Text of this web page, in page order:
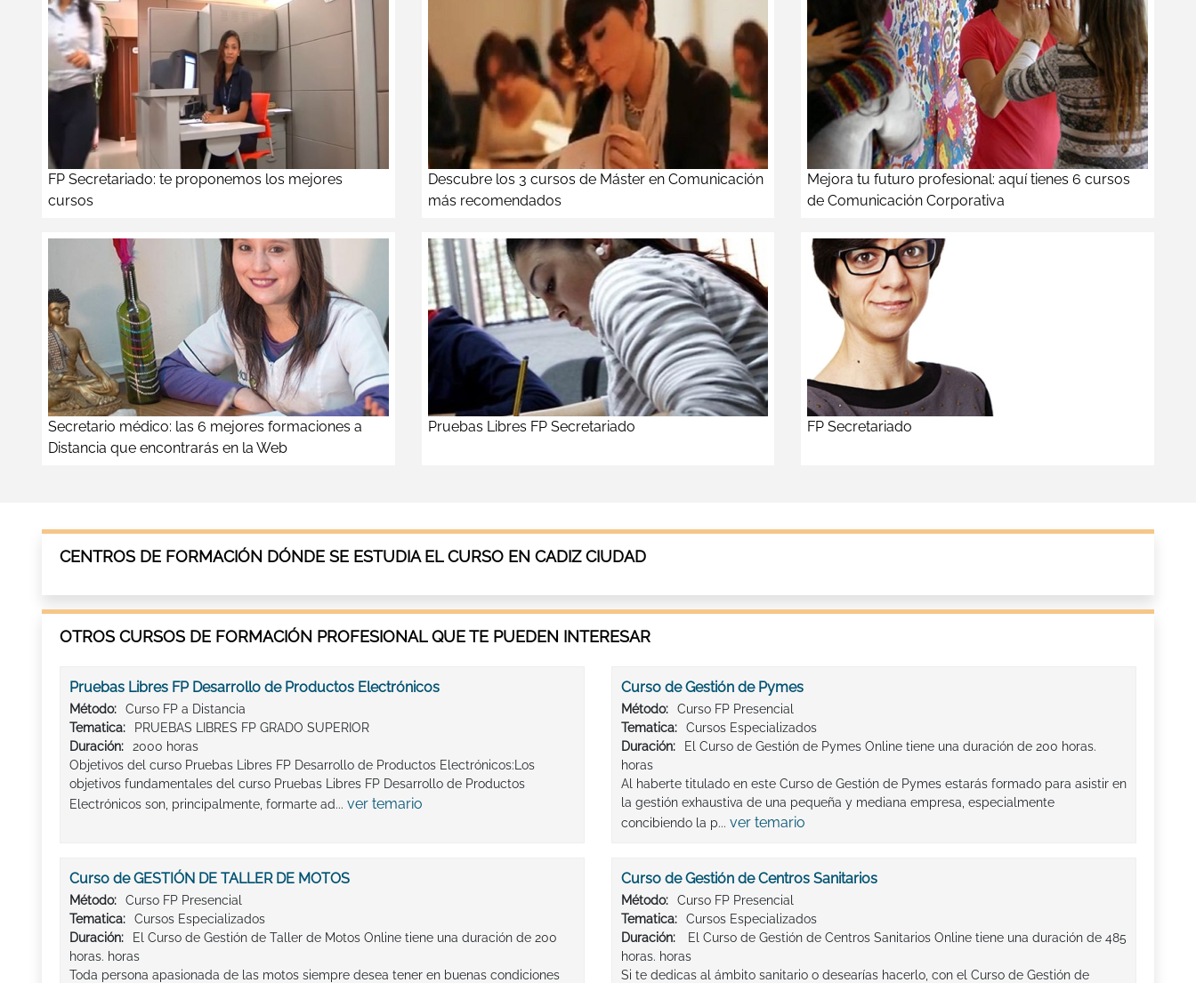
FP Secretariado: te proponemos los mejores
cursos
Descubre los 3 cursos de Máster en Comunicación
más recomendados
Mejora tu futuro profesional: aquí tienes 6 cursos
de Comunicación Corporativa
Secretario médico: las 6 mejores formaciones a
Distancia que encontrarás en la Web
Pruebas Libres FP Secretariado FP Secretariado
CENTROS DE FORMACIÓN DÓNDE SE ESTUDIA EL CURSO EN CADIZ CIUDAD
OTROS CURSOS DE FORMACIÓN PROFESIONAL QUE TE PUEDEN INTERESAR
Pruebas Libres FP Desarrollo de Productos Electrónicos
Método:
Curso FP a Distancia
Tematica:
PRUEBAS LIBRES FP GRADO SUPERIOR
Duración:
2000 horas
Objetivos del curso Pruebas Libres FP Desarrollo de Productos Electrónicos:Los
objetivos fundamentales del curso Pruebas Libres FP Desarrollo de Productos
Electrónicos son, principalmente, formarte ad... ver temario
Curso de Gestión de Pymes
Método:
Curso FP Presencial
Tematica:
Cursos Especializados
Duración:
El Curso de Gestión de Pymes Online tiene una duración de 200 horas.
horas
Al haberte titulado en este Curso de Gestión de Pymes estarás formado para asistir en
la gestión exhaustiva de una pequeña y mediana empresa, especialmente
concibiendo la p... ver temario
Curso de GESTIÓN DE TALLER DE MOTOS
Método:
Curso FP Presencial
Tematica:
Cursos Especializados
Duración:
El Curso de Gestión de Taller de Motos Online tiene una duración de 200
horas. horas
Toda persona apasionada de las motos siempre desea tener en buenas condiciones
Curso de Gestión de Centros Sanitarios
Método:
Curso FP Presencial
Tematica:
Cursos Especializados
Duración:
El Curso de Gestión de Centros Sanitarios Online tiene una duración de 485
horas. horas
Si te dedicas al ámbito sanitario o desearías hacerlo, con el Curso de Gestión de